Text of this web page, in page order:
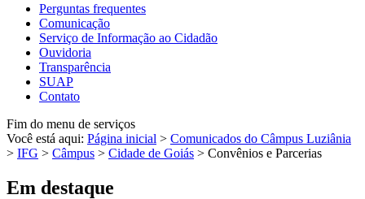
Perguntas frequentes
Comunicação
Serviço de Informação ao Cidadão
Ouvidoria
Transparência
SUAP
Contato
Fim do menu de serviços
Você está aqui: Página inicial > Comunicados do Câmpus Luziânia
> IFG > Câmpus > Cidade de Goiás > Convênios e Parcerias
Em destaque